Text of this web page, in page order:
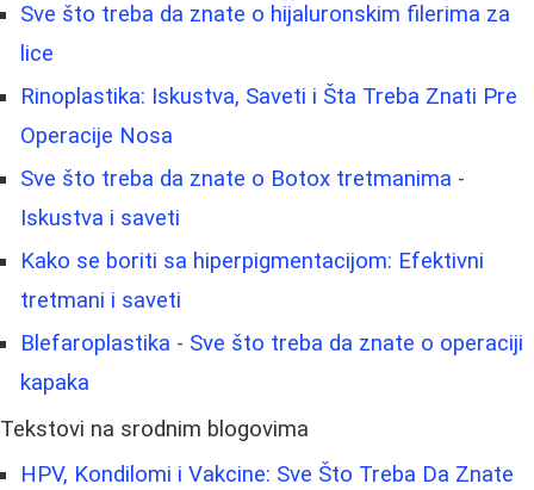
Sve što treba da znate o hijaluronskim filerima za
lice
Rinoplastika: Iskustva, Saveti i Šta Treba Znati Pre
Operacije Nosa
Sve što treba da znate o Botox tretmanima -
Iskustva i saveti
Kako se boriti sa hiperpigmentacijom: Efektivni
tretmani i saveti
Blefaroplastika - Sve što treba da znate o operaciji
kapaka
Tekstovi na srodnim blogovima
HPV, Kondilomi i Vakcine: Sve Što Treba Da Znate